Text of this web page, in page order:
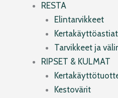
RESTA
Elintarvikkeet
Kertakäyttöastiat
Tarvikkeet ja
RIPSET & KULMAT
Kestovärit